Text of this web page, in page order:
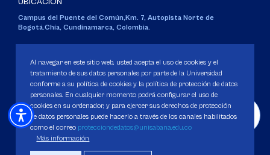
UBICACIÓN
Campus del Puente del Común, Km. 7, Autopista Norte de
Bogotá.Chía, Cundinamarca, Colombia.
Personería Jurídica:Resolución 130 del 14 de enero de 1980.
Ministerio de Educación Nacional.
Política de Protección de datos
Política de Cookies
Al navegar en este sitio web, usted acepta el uso de cookies y el
tratamiento de sus datos personales por parte de la Universidad
conforme a su política de cookies y la política de protección de datos
personales. En cualquier momento podrá configurar el uso de
cookies en su ordenador, y para ejercer sus derechos de protección
de datos personales puede hacerlo a través de los canales habilitados
como el correo protecciondedatos@unisabana.edu.co
Más información